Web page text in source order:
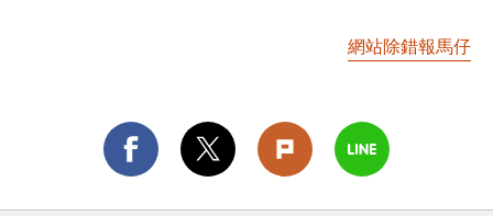
網站除錯報馬仔